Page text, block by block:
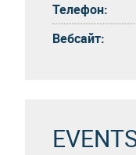
Телефон:
Вебсайт: